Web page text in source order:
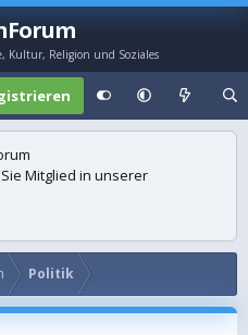
Kultur, Religion und Soziales
Mitglied in unserer
Politik